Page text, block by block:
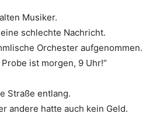
Musiker.
schlechte Nachricht.
Orchester aufgenommen.
ist morgen, 9 Uhr!“
Straße entlang.
andere hatte auch kein Geld.